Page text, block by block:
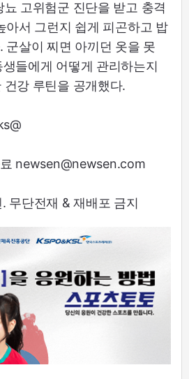
뇨 고위험군 진단을 받고 충격
아서 그런지 쉽게 피곤하고 밥
군살이 찌면 아끼던 옷을 못
들에게 어떻게 관리하는지
건강 루틴을 공개했다.
newsen@newsen.com
단전재 & 재배포 금지